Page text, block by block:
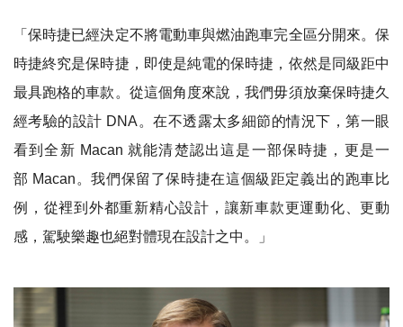
「保時捷已經決定不將電動車與燃油跑車完全區分開來。保
時捷終究是保時捷，即使是純電的保時捷，依然是同級距中
最具跑格的車款。從這個角度來說，我們毋須放棄保時捷久
經考驗的設計 DNA。在不透露太多細節的情況下，第一眼
看到全新 Macan 就能清楚認出這是一部保時捷，更是一
部 Macan。我們保留了保時捷在這個級距定義出的跑車比
例，從裡到外都重新精心設計，讓新車款更運動化、更動
感，駕駛樂趣也絕對體現在設計之中。」